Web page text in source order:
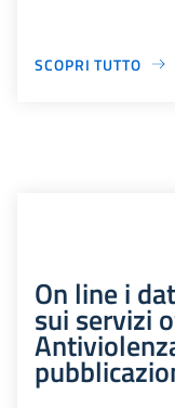
SCOPRI TUTTO
On line i
sui servizi